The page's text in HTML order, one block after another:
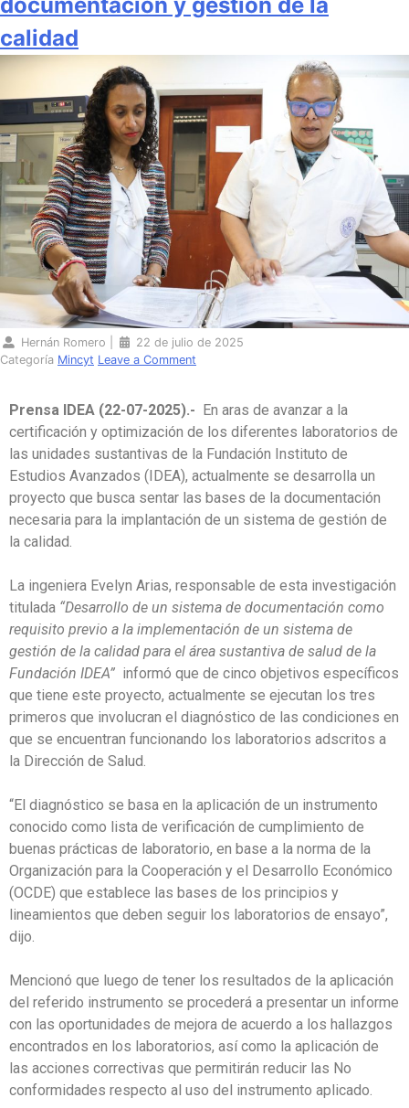
calidad
Hernán Romero
22 de julio de 2025
Categoría Mincyt Leave a Comment
Prensa IDEA (22-07-2025).- En aras de avanzar a la
certificación y optimización de los diferentes laboratorios de
las unidades sustantivas de la Fundación Instituto de
Estudios Avanzados (IDEA), actualmente se desarrolla un
proyecto que busca sentar las bases de la documentación
necesaria para la implantación de un sistema de gestión de
la calidad.
La ingeniera Evelyn Arias, responsable de esta investigación
titulada “Desarrollo de un sistema de documentación como
requisito previo a la implementación de un sistema de
gestión de la calidad para el área sustantiva de salud de la
Fundación IDEA” informó que de cinco objetivos específicos
que tiene este proyecto, actualmente se ejecutan los tres
primeros que involucran el diagnóstico de las condiciones en
que se encuentran funcionando los laboratorios adscritos a
la Dirección de Salud.
“El diagnóstico se basa en la aplicación de un instrumento
conocido como lista de verificación de cumplimiento de
buenas prácticas de laboratorio, en base a la norma de la
Organización para la Cooperación y el Desarrollo Económico
(OCDE) que establece las bases de los principios y
lineamientos que deben seguir los laboratorios de ensayo”,
dijo.
Mencionó que luego de tener los resultados de la aplicación
del referido instrumento se procederá a presentar un informe
con las oportunidades de mejora de acuerdo a los hallazgos
encontrados en los laboratorios, así como la aplicación de
las acciones correctivas que permitirán reducir las No
conformidades respecto al uso del instrumento aplicado.